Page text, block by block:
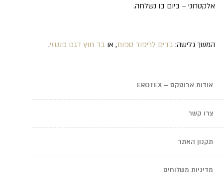
אודות ארוטקס – EROTEX
צרו קשר
תקנון האתר
מדיניות משלוחים
אלקטרוני – ביום בו נשלחה.
המשך גלישה: בדים לריפוד ספות, או בד חוץ דגם פנטזי.